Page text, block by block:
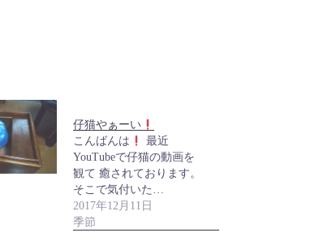
仔猫やぁーい
こんばんは
最近
YouTubeで仔猫の動画を
観て 癒されております。
そこで気付いた…
2017年12月11日
季節